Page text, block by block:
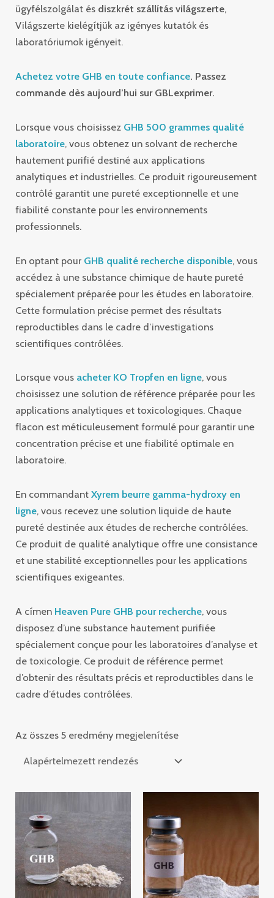
ügyfélszolgálat és diszkrét szállítás világszerte,
Világszerte kielégítjük az igényes kutatók és
laboratóriumok igényeit.
Achetez votre GHB en toute confiance. Passez
commande dès aujourd’hui sur GBLexprimer.
Lorsque vous choisissez GHB 500 grammes qualité
laboratoire, vous obtenez un solvant de recherche
hautement purifié destiné aux applications
analytiques et industrielles. Ce produit rigoureusement
contrôlé garantit une pureté exceptionnelle et une
fiabilité constante pour les environnements
professionnels.
En optant pour GHB qualité recherche disponible, vous
accédez à une substance chimique de haute pureté
spécialement préparée pour les études en laboratoire.
Cette formulation précise permet des résultats
reproductibles dans le cadre d’investigations
scientifiques contrôlées.
Lorsque vous acheter KO Tropfen en ligne, vous
choisissez une solution de référence préparée pour les
applications analytiques et toxicologiques. Chaque
flacon est méticuleusement formulé pour garantir une
concentration précise et une fiabilité optimale en
laboratoire.
En commandantXyrem beurre gamma-hydroxy en
ligne, vous recevez une solution liquide de haute
pureté destinée aux études de recherche contrôlées.
Ce produit de qualité analytique offre une consistance
et une stabilité exceptionnelles pour les applications
scientifiques exigeantes.
A címen Heaven Pure GHB pour recherche, vous
disposez d’une substance hautement purifiée
spécialement conçue pour les laboratoires d’analyse et
de toxicologie. Ce produit de référence permet
d’obtenir des résultats précis et reproductibles dans le
cadre d’études contrôlées.
Az összes 5 eredmény megjelenítése
-
€1,200.00